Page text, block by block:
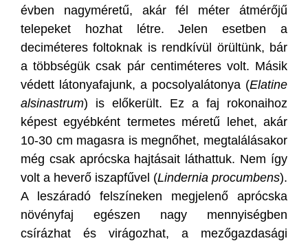
évben nagyméretű, akár fél méter átmérőjű
telepeket hozhat létre. Jelen esetben a
deciméteres foltoknak is rendkívül örültünk, bár
a többségük csak pár centiméteres volt. Másik
védett látonyafajunk, a pocsolyalátonya (Elatine
alsinastrum) is előkerült. Ez a faj rokonaihoz
képest egyébként termetes méretű lehet, akár
10-30 cm magasra is megnőhet, megtalálásakor
még csak aprócska hajtásait láthattuk. Nem így
volt a heverő iszapfűvel (Lindernia procumbens).
A leszáradó felszíneken megjelenő aprócska
növényfaj egészen nagy mennyiségben
csírázhat és virágozhat, a mezőgazdasági